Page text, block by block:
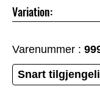
Variation:
Varenummer :
Snart